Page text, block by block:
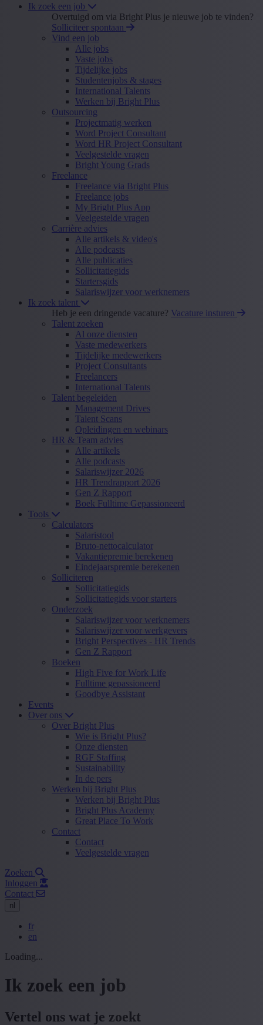
Ik zoek een job
Overtuigd om via Bright Plus je nieuwe job te vinden?
Solliciteer spontaan
Vind een job
Alle jobs
Vaste jobs
Tijdelijke jobs
Studentenjobs & stages
International Talents
Werken bij Bright Plus
Outsourcing
Projectmatig werken
Word Project Consultant
Word HR Project Consultant
Veelgestelde vragen
Bright Young Grads
Freelance
Freelance via Bright Plus
Freelance jobs
My Bright Plus App
Veelgestelde vragen
Carrière advies
Alle artikels & video's
Alle podcasts
Alle publicaties
Sollicitatiegids
Startersgids
Salariswijzer voor werknemers
Ik zoek talent
Heb je een dringende vacature? Vacature insturen
Talent zoeken
Al onze diensten
Vaste medewerkers
Tijdelijke medewerkers
Project Consultants
Freelancers
International Talents
Talent begeleiden
Management Drives
Talent Scans
Opleidingen en webinars
HR & Team advies
Alle artikels
Alle podcasts
Salariswijzer 2026
HR Trendrapport 2026
Gen Z Rapport
Boek Fulltime Gepassioneerd
Tools
Calculators
Salaristool
Bruto-nettocalculator
Vakantiepremie berekenen
Eindejaarspremie berekenen
Solliciteren
Sollicitatiegids
Sollicitatiegids voor starters
Onderzoek
Salariswijzer voor werknemers
Salariswijzer voor werkgevers
Bright Perspectives - HR Trends
Gen Z Rapport
Boeken
High Five for Work Life
Fulltime gepassioneerd
Goodbye Assistant
Events
Over ons
Over Bright Plus
Wie is Bright Plus?
Onze diensten
RGF Staffing
Sustainability
In de pers
Werken bij Bright Plus
Werken bij Bright Plus
Bright Plus Academy
Great Place To Work
Contact
Contact
Veelgestelde vragen
Zoeken
Inloggen
Contact
nl
fr
en
Loading...
Ik zoek een job
Vertel ons wat je zoekt